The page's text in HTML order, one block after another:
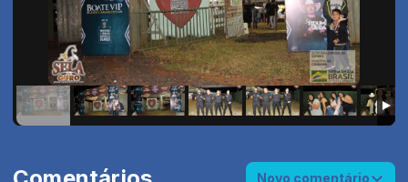
Novo comentário